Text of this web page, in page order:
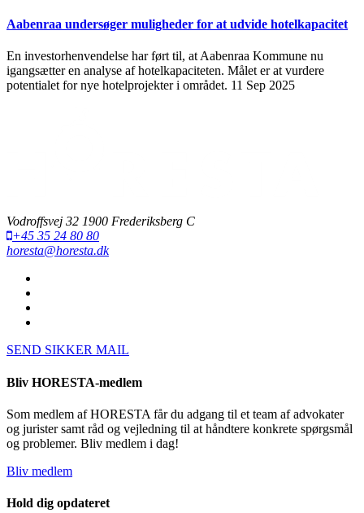
Aabenraa undersøger muligheder for at udvide hotelkapacitet
En investorhenvendelse har ført til, at Aabenraa Kommune nu
igangsætter en analyse af hotelkapaciteten. Målet er at vurdere
potentialet for nye hotelprojekter i området. 11 Sep 2025
Vodroffsvej 32 1900 Frederiksberg C
+45 35 24 80 80
horesta@horesta.dk
SEND SIKKER MAIL
Bliv HORESTA-medlem
Som medlem af HORESTA får du adgang til et team af advokater
og jurister samt råd og vejledning til at håndtere konkrete spørgsmål
og problemer. Bliv medlem i dag!
Bliv medlem
Hold dig opdateret